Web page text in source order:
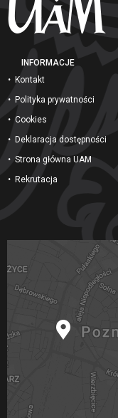
INFORMACJE
Kontakt
Polityka prywatności
Cookies
Deklaracja dostępności
Strona główna UAM
Rekrutacja